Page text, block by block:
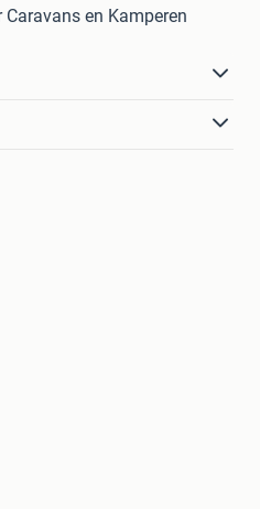
en Kamperen